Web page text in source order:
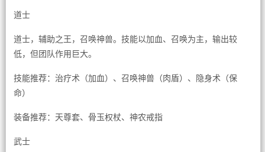
道士
道士，辅助之王，召唤神兽。技能以加血、召唤为主，输出较
低，但团队作用巨大。
技能推荐：治疗术（加血）、召唤神兽（肉盾）、隐身术（保
命）
装备推荐：天尊套、骨玉权杖、神农戒指
武士